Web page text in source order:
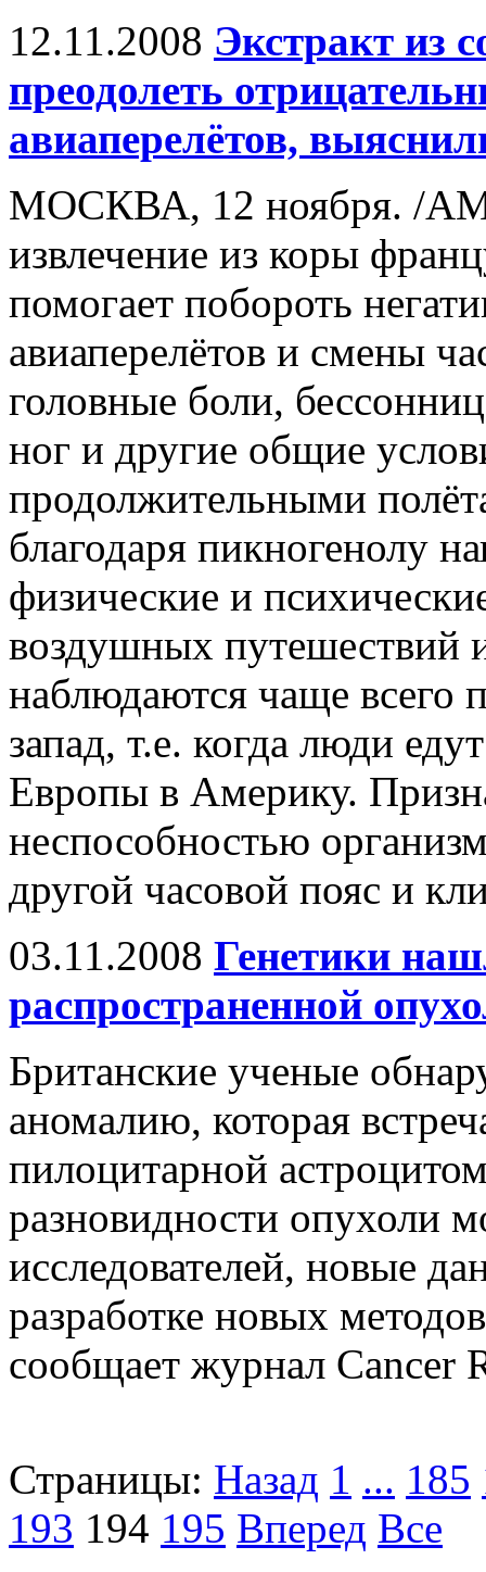
12.11.2008 Экстракт из
преодолеть
авиаперелётов,
МОСКВА, 12 ноября. /
извлечение из коры
помогает побороть
авиаперелётов и смены
головные боли,
ног и другие общие
продолжительными
благодаря пикногенолу
физические и
воздушных путешествий
наблюдаются чаще всего
запад, т.е. когда люди
Европы в Америку.
неспособностью
другой часовой пояс и
03.11.2008 Генетики
распространенной
Британские ученые
аномалию, которая
пилоцитарной
разновидности опухоли
исследователей, новые
разработке новых
сообщает журнал Cancer
Страницы: Назад 1 ... 185
193 194 195 Вперед Все